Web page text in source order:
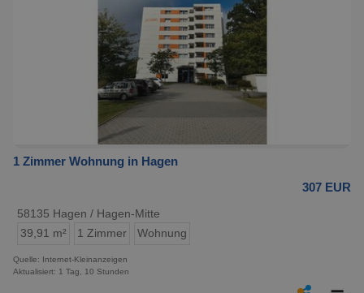
1 Zimmer Wohnung in Hagen
307 EUR
58135 Hagen / Hagen-Mitte
39,91 m²
1 Zimmer Wohnung
Quelle: Internet-Kleinanzeigen
Aktualisiert: 1 Tag, 10 Stunden